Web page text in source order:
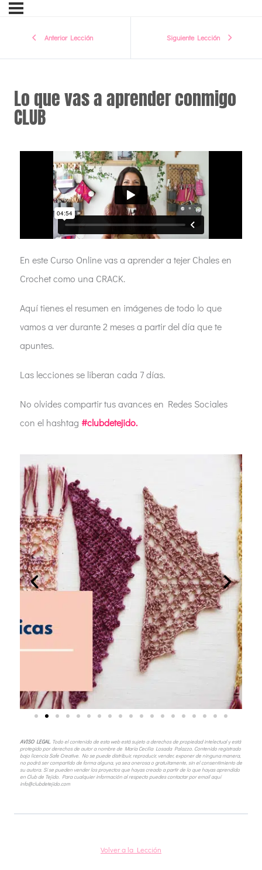
Anterior Lección Siguiente Lección
Lo que vas a aprender conmigo
CLUB
En este Curso Online vas a aprender a tejer Chales en
Crochet como una CRACK.
Aquí tienes el resumen en imágenes de todo lo que
vamos a ver durante 2 meses a partir del día que te
apuntes.
Las lecciones se liberan cada 7 días.
No olvides compartir tus avances en Redes Sociales
con el hashtag #clubdetejido.
AVISO LEGAL. Todo elcontenido de esta web está sujeto a derechos de propiedad intelectual y está
protegido por derechos de autor a nombre de María Cecilia Losada Palazzo. Contenido registrado
bajo licencia Safe Creative. No se puede distribuir, reproducir, vender, exponer de ninguna manera,
no podrá ser compartido de forma alguna, ya sea onerosa o gratuitamente, sin el consentimiento de
su autora. Sí se pueden vender los proyectos que hayas creado a partir de lo que hayas aprendido
en Club de Tejido. Para cualquier información al respecto puedes contactar por email aquí
info@clubdetejido.com
Volver a la Lección